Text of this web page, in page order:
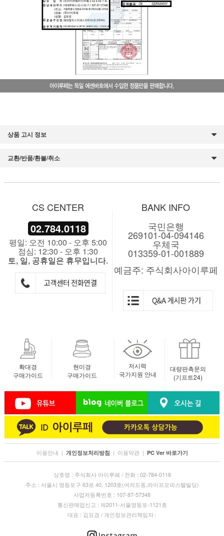
상품 고시 정보
교환/반품/환불/취소
CS CENTER
02.784.0118
평일: 오전 10:00 - 오후 5:00
점심: 12:30 - 오후 1:30
토, 일, 공휴일은 휴무입니다.
BANK INFO
국민은행
269101-04-094146
우체국
013359-01-001889
예금주: 주식회사아이루페
확대경
구매가이드
현미경
구매가이드
저시력
국가지원 안내
대량판촉문의
(기프트24)
이용안내 | 개인정보처리방침 | 이용약관 | PC Ver 바로가기
상호명 : 주식회사 아이루페 / 전화 : 02-784-0118
주소 : 서울시 영등포구 63로 40, 1203호(여의도동,라이프오피스텔빌딩)
사업자등록번호 : 107-87-57348
통신판매업신고 : 제2011-서울영등포-1121호
대표 : 김묘경 / 개인정보관리책임자 :